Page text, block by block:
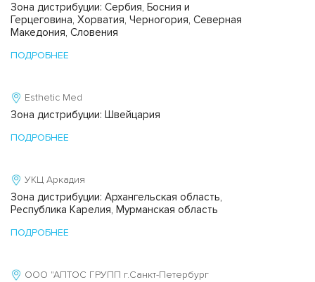
Зона дистрибуции: Сербия, Босния и
Герцеговина, Хорватия, Черногория, Северная
Македония, Словения
ПОДРОБНЕЕ
Esthetic Med
Зона дистрибуции: Швейцария
ПОДРОБНЕЕ
УКЦ Аркадия
Зона дистрибуции: Архангельская область,
Республика Карелия, Мурманская область
ПОДРОБНЕЕ
ООО "АПТОС ГРУПП г.Санкт-Петербург